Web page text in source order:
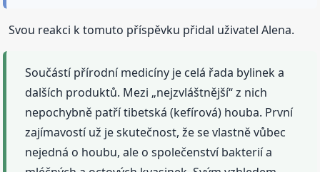
Svou reakci k tomuto příspěvku přidal uživatel Alena.
Součástí přírodní medicíny je celá řada bylinek a
dalších produktů. Mezi „nejzvláštnější“ z nich
nepochybně patří tibetská (kefírová) houba. První
zajímavostí už je skutečnost, že se vlastně vůbec
nejedná o houbu, ale o společenství bakterií a